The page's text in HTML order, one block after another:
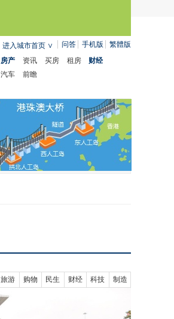
问答 手机版 繁體版
进入城市首页 ∨
房产 资讯 买房 租房
财经
汽车 前瞻
旅游 购物 民生 财经 科技 制造